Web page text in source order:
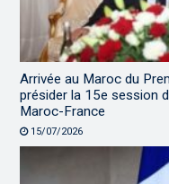
Arrivée au Maroc du
présider la 15e session
Maroc-France
15/07/2026